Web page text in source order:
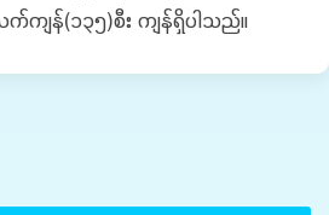
လက်ကျန်(၁၃၅)စီး ကျန်ရှိပါသည်။